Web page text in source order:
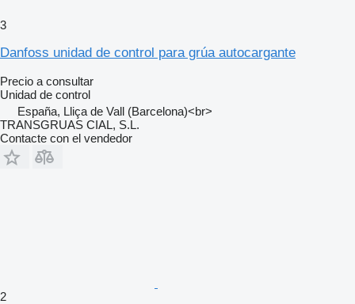
3
Danfoss unidad de control para grúa autocargante
Precio a consultar
Unidad de control
España, Lliça de Vall (Barcelona)<br>
TRANSGRUAS CIAL, S.L.
Contacte con el vendedor
2